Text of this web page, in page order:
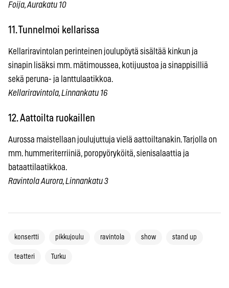
Foija, Aurakatu 10
11. Tunnelmoi kellarissa
Kellariravintolan perinteinen joulupöytä sisältää kinkun ja
sinapin lisäksi mm. mätimoussea, kotijuustoa ja sinappisilliä
sekä peruna- ja lanttulaatikkoa.
Kellariravintola, Linnankatu 16
12. Aattoilta ruokaillen
Aurossa maistellaan joulujuttuja vielä aattoiltanakin. Tarjolla on
mm. hummeriterriiniä, poropyöryköitä, sienisalaattia ja
bataattilaatikkoa.
Ravintola Aurora, Linnankatu 3
konsertti pikkujoulu ravintola show stand up
teatteri Turku